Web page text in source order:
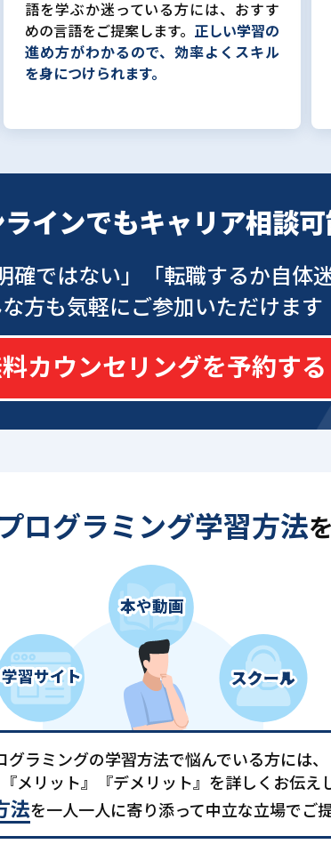
語を学ぶか迷っている方には、おすす
めの言語をご提案します。 正しい学習の
進め方がわかるので、効率よくスキル
を身につけられます。
インでもキャリア相談
確ではない」
「転職するか自体
方も気軽にご参加いただけます
カウンセリングを予約する
ログラミング学習方法を
グラミングの学習方法で悩んでいる方には、
メリット』『デメリット』を詳しくお伝え
法を一人一人に寄り添って中立な立場でご提